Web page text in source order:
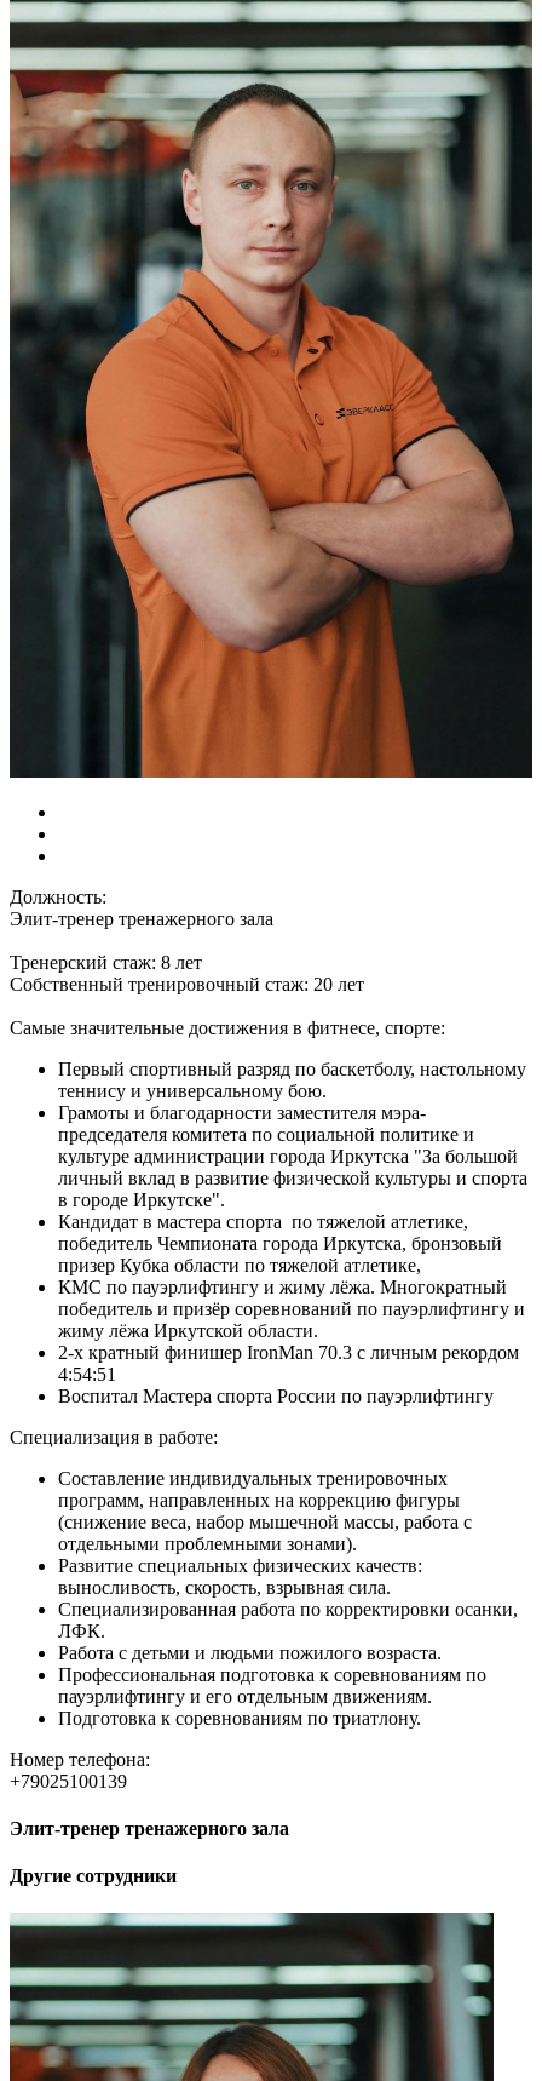
Должность:
Элит-тренер тренажерного зала
Тренерский стаж: 8 лет
Собственный тренировочный стаж: 20 лет
Самые значительные достижения в фитнесе, спорте:
Первый спортивный разряд по баскетболу, настольному
теннису и универсальному бою.
Грамоты и благодарности заместителя мэра-
председателя комитета по социальной политике и
культуре администрации города Иркутска "За большой
личный вклад в развитие физической культуры и спорта
в городе Иркутске".
Кандидат в мастера спорта по тяжелой атлетике,
победитель Чемпионата города Иркутска, бронзовый
призер Кубка области по тяжелой атлетике,
КМС по пауэрлифтингу и жиму лёжа. Многократный
победитель и призёр соревнований по пауэрлифтингу и
жиму лёжа Иркутской области.
2-х кратный финишер IronMan 70.3 c личным рекордом
4:54:51
Воспитал Мастера спорта России по пауэрлифтингу
Специализация в работе:
Составление индивидуальных тренировочных
программ, направленных на коррекцию фигуры
(снижение веса, набор мышечной массы, работа с
отдельными проблемными зонами).
Развитие специальных физических качеств:
выносливость, скорость, взрывная сила.
Специализированная работа по корректировки осанки,
ЛФК.
Работа с детьми и людьми пожилого возраста.
Профессиональная подготовка к соревнованиям по
пауэрлифтингу и его отдельным движениям.
Подготовка к соревнованиям по триатлону.
Номер телефона:
+79025100139
Элит-тренер тренажерного зала
Другие сотрудники